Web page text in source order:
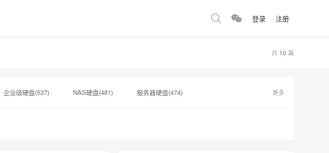
登录 注册
共 10 篇
企业级硬盘(537) NAS硬盘(481) 服务器硬盘(474) 更多